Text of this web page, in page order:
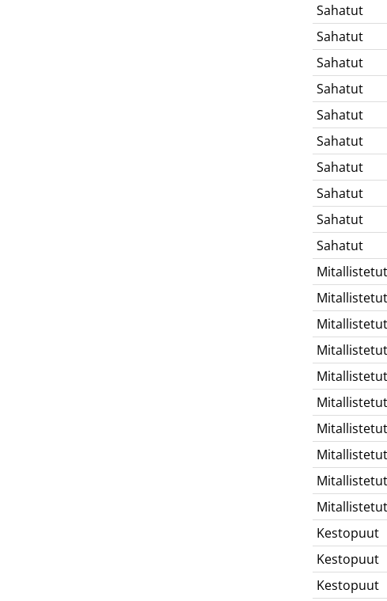
Sahatut
Sahatut
Sahatut
Sahatut
Sahatut
Sahatut
Sahatut
Sahatut
Sahatut
Sahatut
Mitallistetut
Mitallistetut
Mitallistetut
Mitallistetut
Mitallistetut
Mitallistetut
Mitallistetut
Mitallistetut
Mitallistetut
Mitallistetut
Kestopuut
Kestopuut
Kestopuut